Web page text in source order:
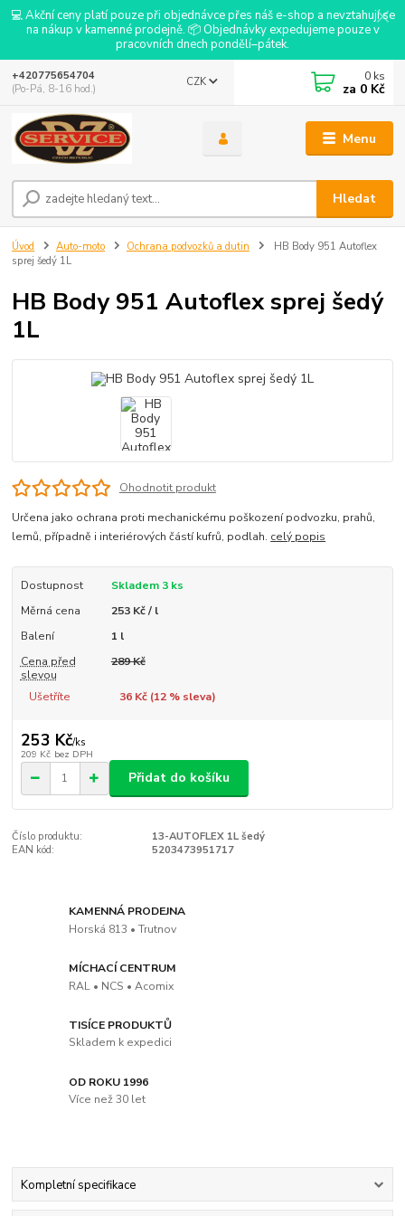
💻 Akční ceny platí pouze při objednávce přes náš e-shop a nevztahují se
na nákup v kamenné prodejně. 📦 Objednávky expedujeme pouze v
pracovních dnech pondělí–pátek.
Menu
CZK
Hledat
+420775654704
(Po-Pá, 8-16 hod.)
0 ks
za 0 Kč
Úvod Auto-moto Ochrana podvozků a dutin
HB Body 951 Autoflex
sprej šedý 1L
HB Body 951 Autoflex sprej šedý
1L
Ohodnotit produkt
Určena jako ochrana proti mechanickému poškození podvozku, prahů,
lemů, případně i interiérových částí kufrů, podlah. celý popis
Dostupnost
Skladem 3 ks
Měrná cena
253 Kč / l
Balení
1 l
Cena před
slevou
289 Kč
Ušetříte 36 Kč (12% sleva)
253 Kč/ks
209 Kč bez DPH
Přidat do košíku
Číslo produktu:
13-AUTOFLEX 1L šedý
EAN kód:
5203473951717
KAMENNÁ PRODEJNA
Horská 813 • Trutnov
MÍCHACÍ CENTRUM
RAL • NCS • Acomix
TISÍCE PRODUKTŮ
Skladem k expedici
OD ROKU 1996
Více než 30 let
Kompletní specifikace